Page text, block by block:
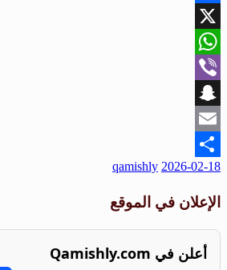
Facebook
X
WhatsApp
Viber
Snapchat
Email
Share
نُشر
2026-02-18
qamishly
الإعلان في الموقع
أعلن في Qamishly.com